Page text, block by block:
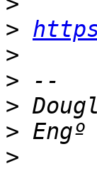
>
>
>
>
>
>